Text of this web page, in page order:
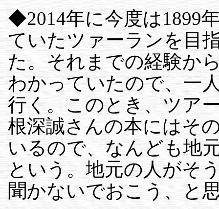
◆2014年に今度は1899
ていたツァーランを目
た。それまでの経験か
わかっていたので、一
行く。このとき、ツア
根深誠さんの本にはそ
いるので、なんども地
という。地元の人がそ
聞かないでおこう、と